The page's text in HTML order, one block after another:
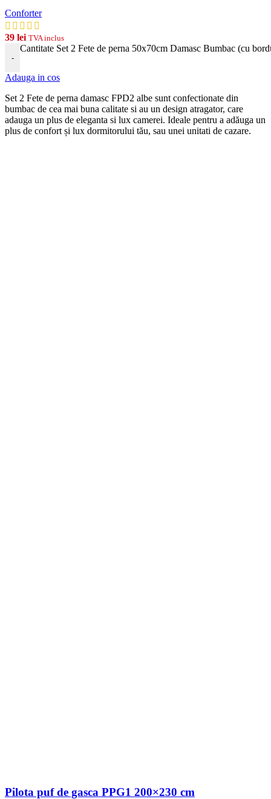
Conforter
39 lei TVA inclus
-
Cantitate Set 2 Fete de perna 50x70cm Damasc Bumbac (cu
Adauga in cos
Set 2 Fete de perna damasc FPD2 albe sunt confectionate din
bumbac de cea mai buna calitate si au un design atragator, care
adauga un plus de eleganta si lux camerei. Ideale pentru a adăuga un
plus de confort și lux dormitorului tău, sau unei unitati de cazare.
Pilota puf de gasca PPG1 200×230 cm